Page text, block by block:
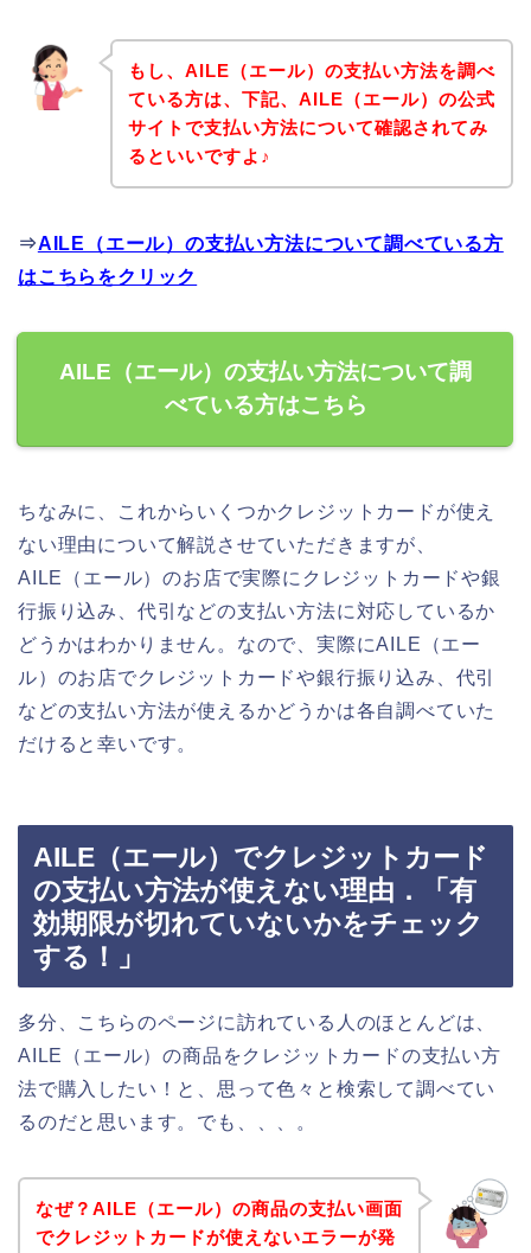
もし、AILE（エール）の支払い方法を調べ
ている方は、下記、AILE（エール）の公式
サイトで支払い方法について確認されてみ
るといいですよ♪
⇒AILE（エール）の支払い方法について調べている方
はこちらをクリック
AILE（エール）の支払い方法について調
べている方はこちら
ちなみに、これからいくつかクレジットカードが使え
ない理由について解説させていただきますが、
AILE（エール）のお店で実際にクレジットカードや銀
行振り込み、代引などの支払い方法に対応しているか
どうかはわかりません。なので、実際にAILE（エー
ル）のお店でクレジットカードや銀行振り込み、代引
などの支払い方法が使えるかどうかは各自調べていた
だけると幸いです。
AILE（エール）でクレジットカード
の支払い方法が使えない理由．「有
効期限が切れていないかをチェック
する！」
多分、こちらのページに訪れている人のほとんどは、
AILE（エール）の商品をクレジットカードの支払い方
法で購入したい！と、思って色々と検索して調べてい
るのだと思います。でも、、、。
なぜ？AILE（エール）の商品の支払い画面
でクレジットカードが使えないエラーが発